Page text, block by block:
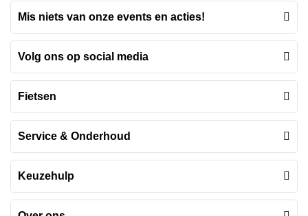
Mis niets van onze events en acties!
Volg ons op social media
Fietsen
Service & Onderhoud
Keuzehulp